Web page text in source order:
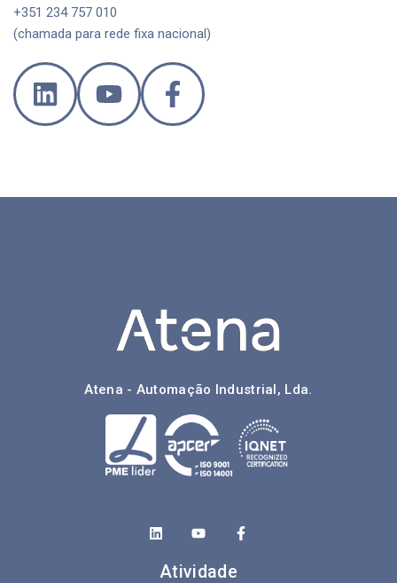
+351 234 757 010
(chamada para rede fixa nacional)
Atena - Automação Industrial, Lda.
Atividade